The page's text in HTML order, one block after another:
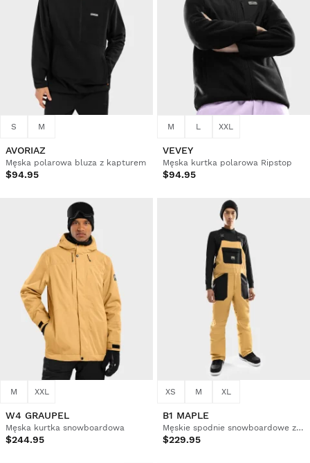
S M
AVORIAZ
Męska polarowa bluza z kapturem
$94.95
M L XXL
VEVEY
Męska kurtka polarowa Ripstop
$94.95
M XXL
W4 GRAUPEL
Męska kurtka snowboardowa
$244.95
XS M XL
B1 MAPLE
Męskie spodnie snowboardowe z szelkami
$229.95